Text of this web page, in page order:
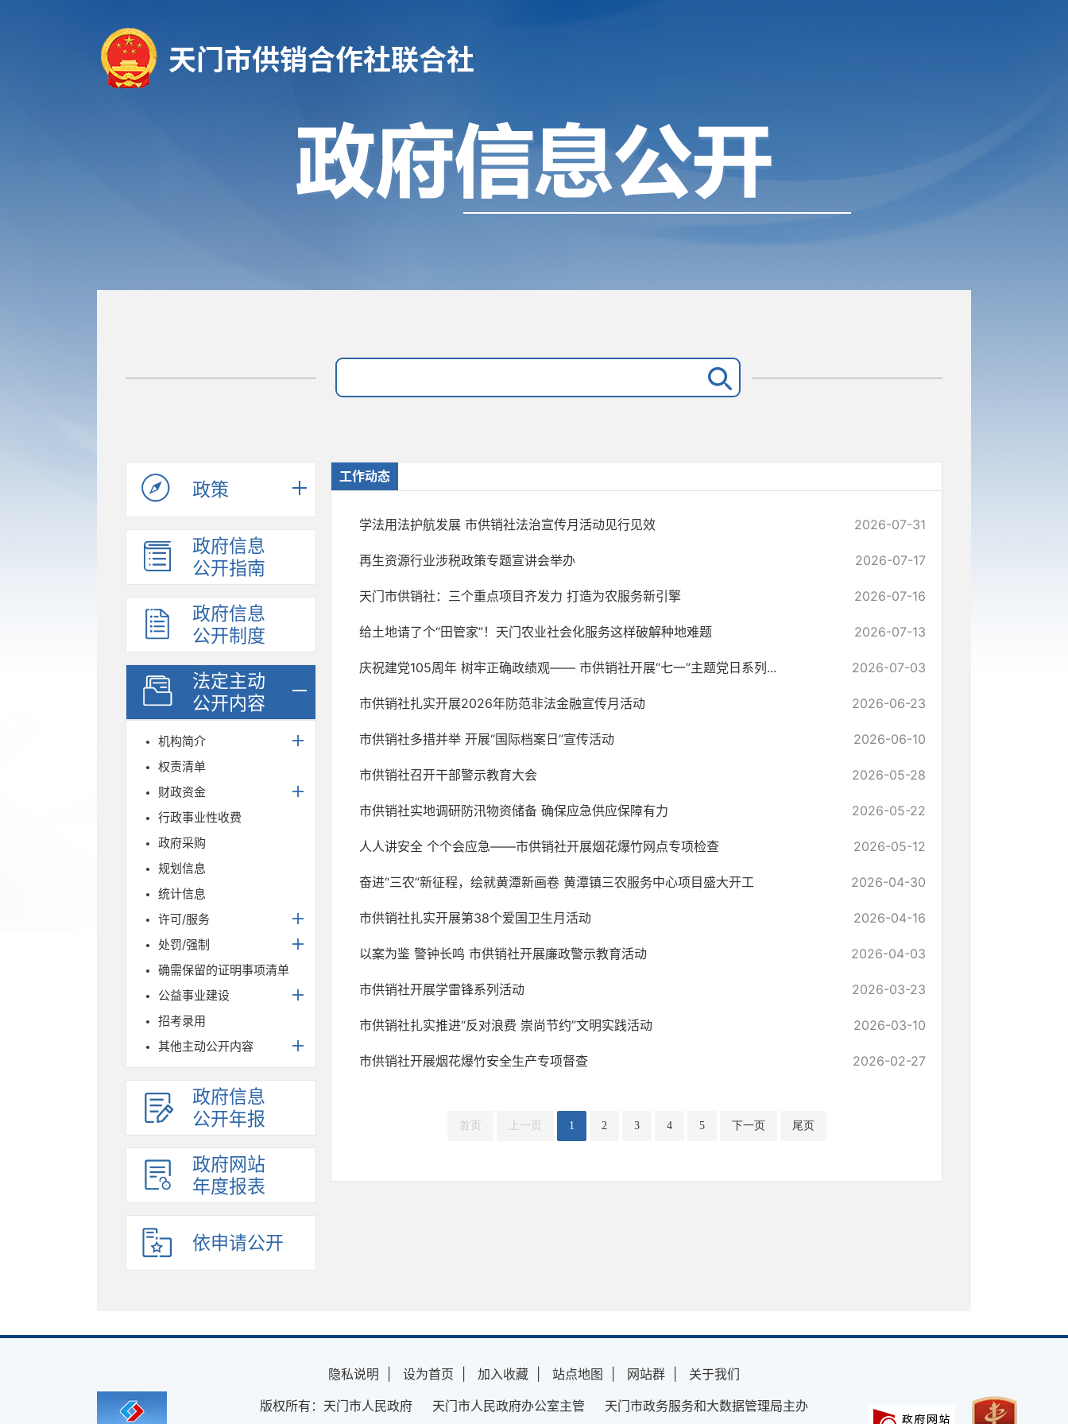
天门市供销合作社联合社
政策
政府信息
公开指南
政府信息
公开制度
法定主动
公开内容
机构简介
权责清单
财政资金
行政事业性收费
政府采购
规划信息
统计信息
许可/服务
处罚/强制
确需保留的证明事项清单
公益事业建设
招考录用
其他主动公开内容
政府信息
公开年报
政府网站
年度报表
依申请公开
工作动态
学法用法护航发展 市供销社法治宣传月活动见行见效 2026-07-31
再生资源行业涉税政策专题宣讲会举办 2026-07-17
天门市供销社：三个重点项目齐发力 打造为农服务新引擎 2026-07-16
给土地请了个“田管家”！天门农业社会化服务这样破解种地难题 2026-07-13
庆祝建党105周年 树牢正确政绩观—— 市供销社开展“七一”主题党日系列... 2026-07-03
市供销社扎实开展2026年防范非法金融宣传月活动 2026-06-23
市供销社多措并举 开展“国际档案日”宣传活动 2026-06-10
市供销社召开干部警示教育大会 2026-05-28
市供销社实地调研防汛物资储备 确保应急供应保障有力 2026-05-22
人人讲安全 个个会应急——市供销社开展烟花爆竹网点专项检查 2026-05-12
奋进“三农”新征程，绘就黄潭新画卷 黄潭镇三农服务中心项目盛大开工 2026-04-30
市供销社扎实开展第38个爱国卫生月活动 2026-04-16
以案为鉴 警钟长鸣 市供销社开展廉政警示教育活动 2026-04-03
市供销社开展学雷锋系列活动 2026-03-23
市供销社扎实推进“反对浪费 崇尚节约”文明实践活动 2026-03-10
市供销社开展烟花爆竹安全生产专项督查 2026-02-27
首页 上一页 1 2 3 4 5 下一页 尾页
隐私说明 设为首页 加入收藏 站点地图 网站群
关于我们
版权所有：天门市人民政府 天门市人民政府办公室主管 天门市政务服务和大数据管理局主办